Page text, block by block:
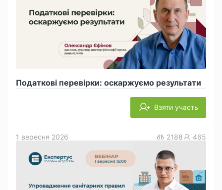
Податкові перевірки: оскаржуємо результати
Взяти участь
1 вересня 2026 2188 465